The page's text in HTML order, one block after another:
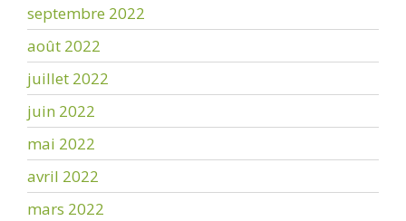
septembre 2022
août 2022
juillet 2022
juin 2022
mai 2022
avril 2022
mars 2022